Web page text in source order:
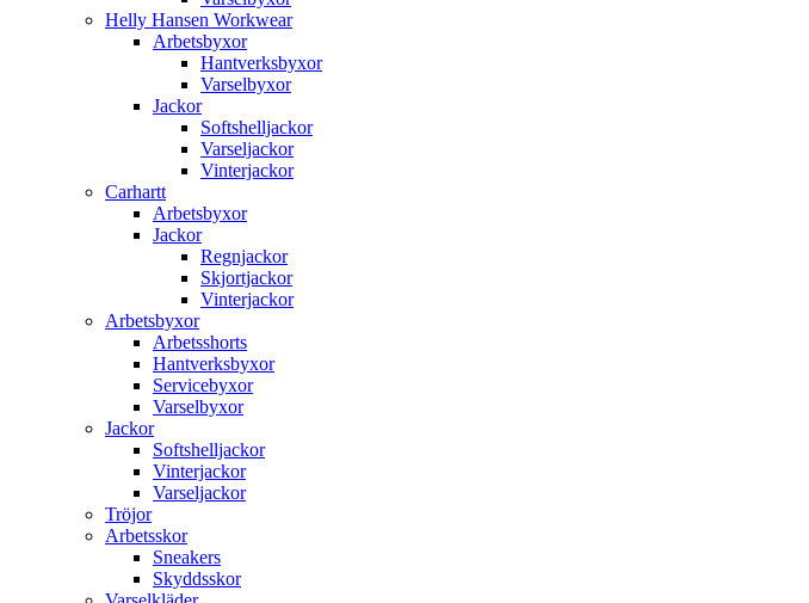
Helly Hansen Workwear
Arbetsbyxor
Hantverksbyxor
Varselbyxor
Jackor
Softshelljackor
Varseljackor
Vinterjackor
Carhartt
Arbetsbyxor
Jackor
Regnjackor
Skjortjackor
Vinterjackor
Arbetsbyxor
Arbetsshorts
Hantverksbyxor
Servicebyxor
Varselbyxor
Jackor
Softshelljackor
Vinterjackor
Varseljackor
Tröjor
Arbetsskor
Sneakers
Skyddsskor